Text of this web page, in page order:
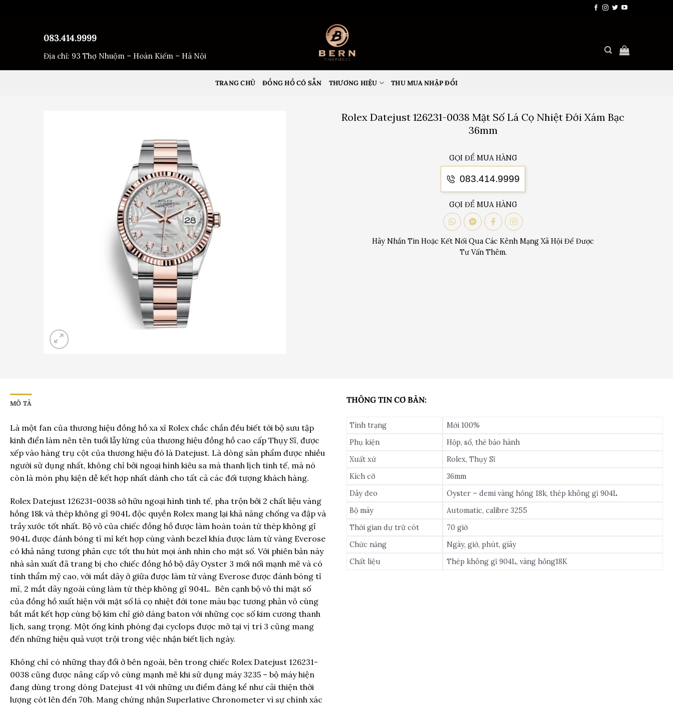
083.414.9999
Địa chỉ: 93 Thợ Nhuộm – Hoàn Kiếm – Hà Nội
TRANG CHỦ ĐỒNG HỒ CÓ SẴN THƯƠNG HIỆU THU MUA NHẬP ĐỔI
Rolex Datejust 126231-0038 Mặt Số Lá Cọ Nhiệt Đới Xám Bạc
36mm
GỌI ĐỂ MUA HÀNG
083.414.9999
GỌI ĐỂ MUA HÀNG
Hãy Nhắn Tin Hoặc Kết Nối Qua Các Kênh Mạng Xã Hội Để Được
Tư Vấn Thêm.
MÔ TẢ
Là một fan của thương hiệu đồng hồ xa xỉ Rolex chắc chắn đều biết tới bộ sưu tập
kinh điển làm nên tên tuổi lẫy lừng của thương hiệu đồng hồ cao cấp Thụy Sĩ, được
xếp vào hàng trụ cột của thương hiệu đó là Datejust. Là dòng sản phẩm được nhiều
người sử dụng nhất, không chỉ bởi ngoại hình kiêu sa mà thanh lịch tinh tế, mà nó
còn là món phụ kiện dễ kết hợp nhất dành cho tất cả các đối tượng khách hàng.
Rolex Datejust 126231-0038 sở hữu ngoại hình tinh tế, pha trộn bởi 2 chất liệu vàng
hồng 18k và thép không gỉ 904L độc quyền Rolex mang lại khả năng chống va đập và
trầy xước tốt nhất. Bộ vỏ của chiếc đồng hồ được làm hoàn toàn từ thép không gỉ
904L được đánh bóng tỉ mỉ kết hợp cùng vành bezel khía được làm từ vàng Everose
có khả năng tương phản cực tốt thu hút mọi ánh nhìn cho mặt số. Với phiên bản này
nhà sản xuất đã trang bị cho chiếc đồng hồ bộ dây Oyster 3 mối nối mạnh mẽ và có
tính thẩm mỹ cao, với mắt dây ở giữa được làm từ vàng Everose được đánh bóng tỉ
mỉ, 2 mắt dây ngoài cùng làm từ thép không gỉ 904L. Bên cạnh bộ vỏ thì mặt số
của đồng hồ xuất hiện với mặt số lá cọ nhiệt đới tone màu bạc tương phản vô cùng
bắt mắt kết hợp cùng bộ kim chỉ giờ dáng baton với những cọc số kim cương thanh
lịch, sang trọng. Một ống kính phóng đại cyclops được mở tại vị trí 3 cũng mang
đến những hiệu quả vượt trội trong việc nhận biết lịch ngày.
Không chỉ có những thay đổi ở bên ngoài, bên trong chiếc Rolex Datejust 126231-
0038 cũng được nâng cấp vô cùng mạnh mẽ khi sử dụng máy 3235 – bộ máy hiện
đang dùng trong dòng Datejust 41 với những ưu điểm đáng kể như cải thiện thời
lượng cót lên đến 70h. Mang chứng nhận Superlative Chronometer vì sự chính xác
THÔNG TIN CƠ BẢN:
Tình trạng
Mới 100%
Phụ kiện
Hộp, sổ, thẻ bảo hành
Xuất xứ
Rolex, Thụy Sĩ
Kích cỡ
36mm
Dây đeo
Oyster – demi vàng hồng 18k, thép không gỉ 904L
Bộ máy
Automatic, calibre 3255
Thời gian dự trữ cót
70 giờ
Chức năng
Ngày, giờ, phút, giây
Chất liệu
Thép không gỉ 904L, vàng hồng18K